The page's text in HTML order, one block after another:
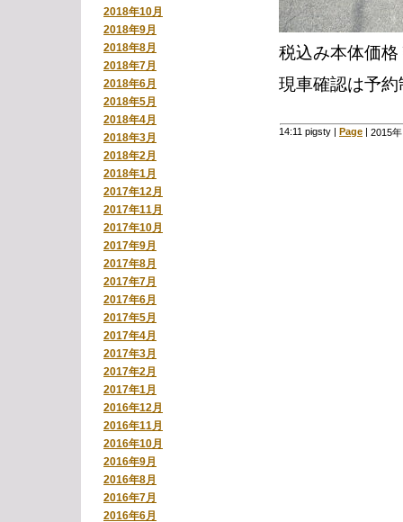
2018年10月
2018年9月
2018年8月
2018年7月
2018年6月
2018年5月
2018年4月
2018年3月
2018年2月
2018年1月
2017年12月
2017年11月
2017年10月
2017年9月
2017年8月
2017年7月
2017年6月
2017年5月
2017年4月
2017年3月
2017年2月
2017年1月
2016年12月
2016年11月
2016年10月
2016年9月
2016年8月
2016年7月
2016年6月
税込み本体価
現車確認は予
14:11 pigsty Page 2015